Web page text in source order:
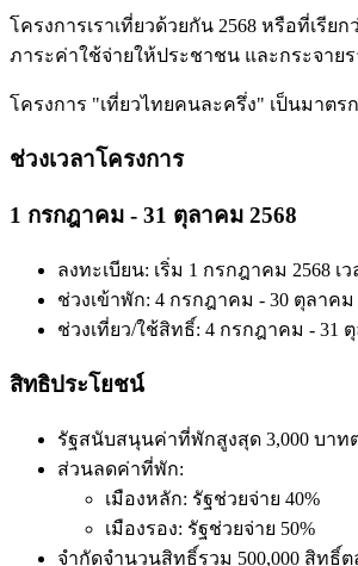
โครงการเราเที่ยวด้วยกัน 2568 หรือที่เรี
ภาระค่าใช้จ่ายให้ประชาชน และกระจาย
โครงการ "เที่ยวไทยคนละครึ่ง" เป็นมาต
ช่วงเวลาโครงการ
1 กรกฎาคม - 31 ตุลาคม 2568
ลงทะเบียน: เริ่ม 1 กรกฎาคม 2568 เ
ช่วงเข้าพัก: 4 กรกฎาคม - 30 ตุลาคม
ช่วงเที่ยว/ใช้สิทธิ์: 4 กรกฎาคม - 31
สิทธิประโยชน์
รัฐสนับสนุนค่าที่พักสูงสุด 3,000 บา
ส่วนลดค่าที่พัก:
เมืองหลัก: รัฐช่วยจ่าย 40%
เมืองรอง: รัฐช่วยจ่าย 50%
จำกัดจำนวนสิทธิ์รวม 500,000 สิทธิ์